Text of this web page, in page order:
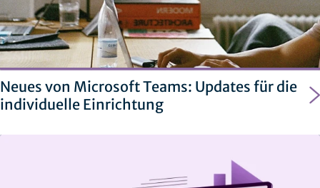
Neues von Microsoft Teams: Updates für die
individuelle Einrichtung